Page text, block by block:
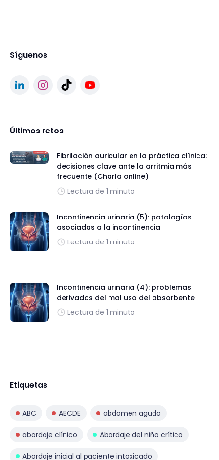
Síguenos
Últimos retos
Fibrilación auricular en la práctica clínica:
decisiones clave ante la arritmia más
frecuente (Charla online)
Lectura de 1 minuto
Incontinencia urinaria (5): patologías
asociadas a la incontinencia
Lectura de 1 minuto
Incontinencia urinaria (4): problemas
derivados del mal uso del absorbente
Lectura de 1 minuto
Etiquetas
ABC ABCDE abdomen agudo
abordaje clínico Abordaje del niño crítico
Abordaje inicial al paciente intoxicado